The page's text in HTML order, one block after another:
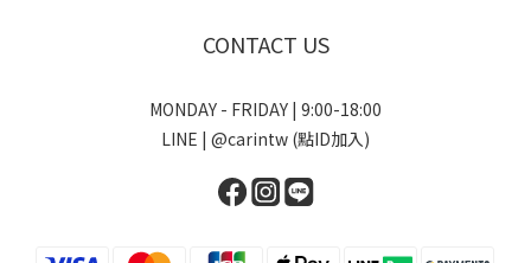
CONTACT US
MONDAY - FRIDAY | 9:00-18:00
LINE | @carintw (點ID加入)